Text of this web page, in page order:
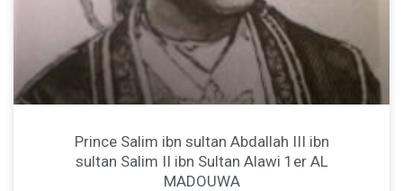
Prince Salim ibn sultan Abdallah III ibn
sultan Salim II ibn Sultan Alawi 1er AL
MADOUWA